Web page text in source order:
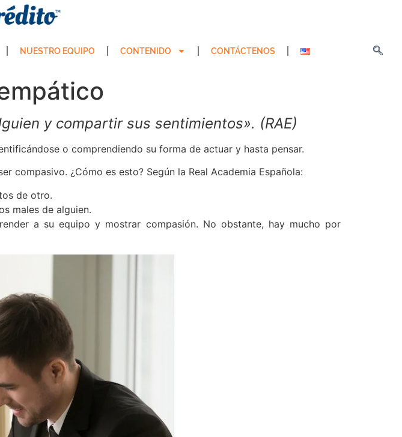
NUESTRO EQUIPO CONTENIDO CONTÁCTENOS
y compartir sus sentimientos». (RAE)
o comprendiendo su forma de actuar y hasta pensar.
compasivo. ¿Cómo es esto? Según la Real Academia Española:
de otro.
males de alguien.
a su equipo y mostrar compasión. No obstante, hay mucho por